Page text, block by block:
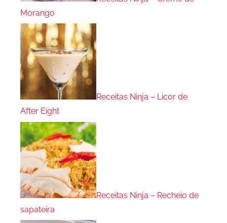
Morango
Receitas Ninja – Licor de
After Eight
Receitas Ninja – Recheio de
sapateira